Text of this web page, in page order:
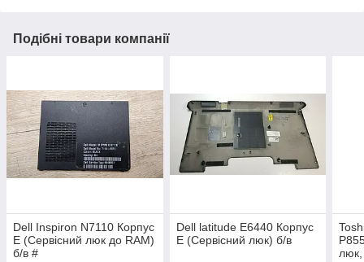
Подібні товари компанії
Dell Inspiron N7110 Корпус
E (Сервісний люк до RAM)
б/в #
Dell latitude E6440 Корпус
E (Сервісний люк) б/в